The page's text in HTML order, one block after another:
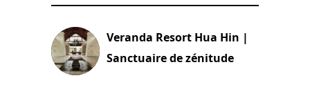
Veranda Resort Hua Hin |
Sanctuaire de zénitude